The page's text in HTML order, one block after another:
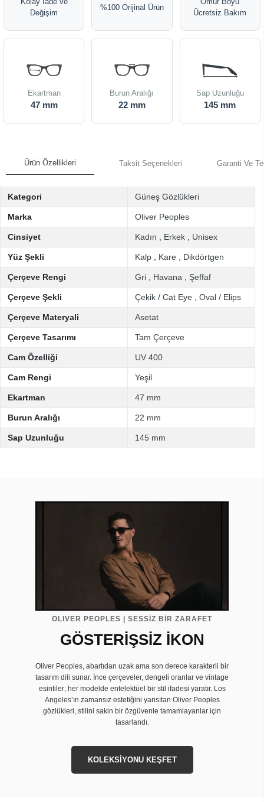
Değişim
%100 Orijinal Ürün
Ücretsiz Bakım
Ekartman
47 mm
Burun Aralığı
22 mm
Sap Uzunluğu
145 mm
Ürün Özellikleri Taksit Seçenekleri Garanti Ve
Kategori Güneş Gözlükleri
Marka Oliver Peoples
Cinsiyet Kadın Erkek Unisex
Yüz Şekli Kalp Kare Dikdörtgen
Çerçeve Rengi Gri Havana Şeffaf
Çerçeve Şekli Çekik / Cat Eye Oval / Elips
Çerçeve Materyali Asetat
Çerçeve Tasarımı Tam Çerçeve
Cam Özelliği UV 400
Cam Rengi Yeşil
Ekartman 47 mm
Burun Aralığı 22 mm
Sap Uzunluğu 145 mm
OLIVER PEOPLES | SESSİZ BİR ZARAFET
GÖSTERİŞSİZ İKON
Oliver Peoples, abartıdan uzak ama son derece karakterli bir
tasarım dili sunar. İnce çerçeveler, dengeli oranlar ve vintage
esintiler; her modelde entelektüel bir stil ifadesi yaratır. Los
Angeles’ın zamansız estetiğini yansıtan Oliver Peoples
gözlükleri, stilini sakin bir özgüvenle tamamlayanlar için
tasarlandı.
KOLEKSİYONU KEŞFET